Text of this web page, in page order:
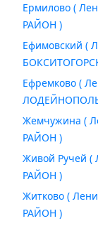
Ермилово (
РАЙОН )
Ефимовский (
Ефремково (
Жемчужина (
РАЙОН )
Живой Ручей (
РАЙОН )
Житково (
РАЙОН )